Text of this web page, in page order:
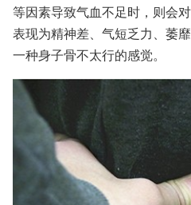
等因素导致气血不足时，则会
表现为精神差、气短乏力、萎
一种身子骨不太行的感觉。